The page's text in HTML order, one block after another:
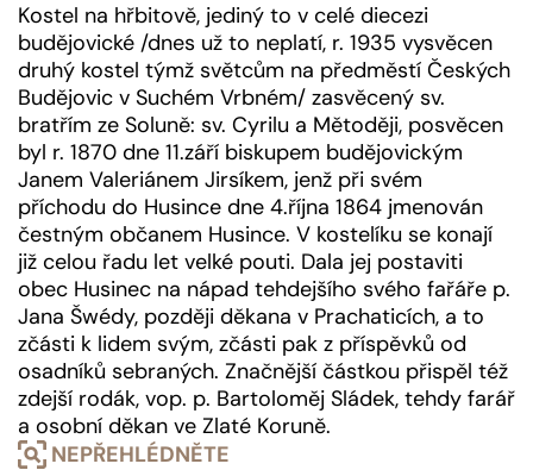
Kostel na hřbitově, jediný to v celé diecezi
budějovické /dnes už to neplatí, r. 1935 vysvěcen
druhý kostel týmž světcům na předměstí Českých
Budějovic v Suchém Vrbném/ zasvěcený sv.
bratřím ze Soluně: sv. Cyrilu a Mětoději, posvěcen
byl r. 1870 dne 11.září biskupem budějovickým
Janem Valeriánem Jirsíkem, jenž při svém
příchodu do Husince dne 4.října 1864 jmenován
čestným občanem Husince. V kostelíku se konají
již celou řadu let velké pouti. Dala jej postaviti
obec Husinec na nápad tehdejšího svého fařáře p.
Jana Šwédy, později děkana v Prachaticích, a to
zčásti k lidem svým, zčásti pak z příspěvků od
osadníků sebraných. Značnější částkou přispěl též
zdejší rodák, vop. p. Bartoloměj Sládek, tehdy farář
a osobní děkan ve Zlaté Koruně.
NEPŘEHLÉDNĚTE